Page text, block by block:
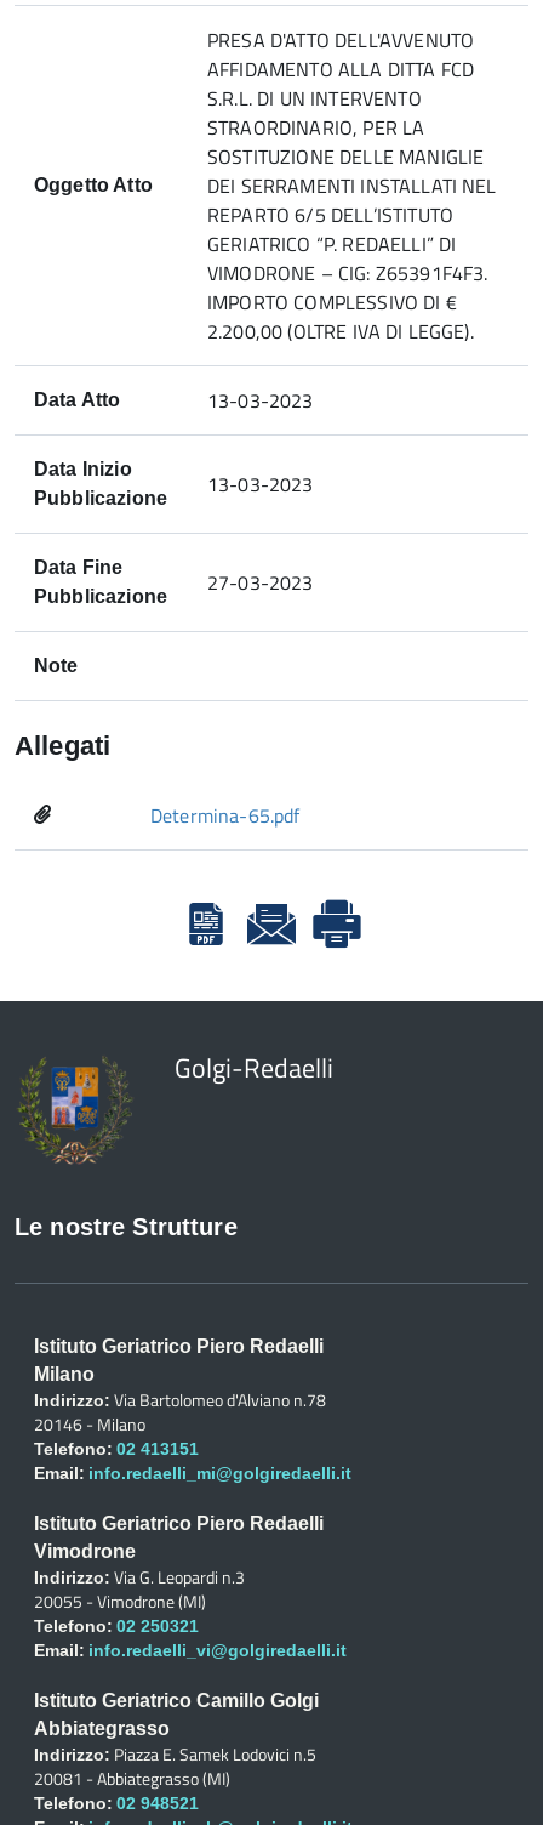
Oggetto Atto
PRESA D'ATTO DELL'AVVENUTO
AFFIDAMENTO ALLA DITTA FCD
S.R.L. DI UN INTERVENTO
STRAORDINARIO, PER LA
SOSTITUZIONE DELLE MANIGLIE
DEI SERRAMENTI INSTALLATI NEL
REPARTO 6/5 DELL’ISTITUTO
GERIATRICO “P. REDAELLI” DI
VIMODRONE – CIG: Z65391F4F3.
IMPORTO COMPLESSIVO DI €
2.200,00 (OLTRE IVA DI LEGGE).
Data Atto 13-03-2023
Data Inizio
Pubblicazione
13-03-2023
Data Fine
Pubblicazione
27-03-2023
Note
Allegati
Determina-65.pdf
Golgi-Redaelli
Le nostre Strutture
Istituto Geriatrico Piero Redaelli
Milano
Indirizzo: Via Bartolomeo d'Alviano n.78
20146 - Milano
Telefono: 02 413151
Email: info.redaelli_mi@golgiredaelli.it
Istituto Geriatrico Piero Redaelli
Vimodrone
Indirizzo: Via G. Leopardi n.3
20055 - Vimodrone (MI)
Telefono: 02 250321
Email: info.redaelli_vi@golgiredaelli.it
Istituto Geriatrico Camillo Golgi
Abbiategrasso
Indirizzo: Piazza E. Samek Lodovici n.5
20081 - Abbiategrasso (MI)
Telefono: 02 948521